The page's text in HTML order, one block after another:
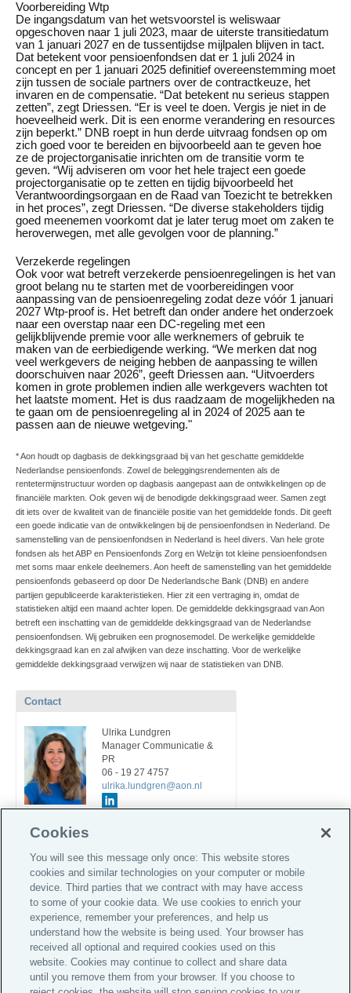
Voorbereiding Wtp
De ingangsdatum van het wetsvoorstel is weliswaar
opgeschoven naar 1 juli 2023, maar de uiterste transitiedatum
van 1 januari 2027 en de tussentijdse mijlpalen blijven in tact.
Dat betekent voor pensioenfondsen dat er 1 juli 2024 in
concept en per 1 januari 2025 definitief overeenstemming moet
zijn tussen de sociale partners over de contractkeuze, het
invaren en de compensatie. “Dat betekent nu serieus stappen
zetten”, zegt Driessen. “Er is veel te doen. Vergis je niet in de
hoeveelheid werk. Dit is een enorme verandering en resources
zijn beperkt.” DNB roept in hun derde uitvraag fondsen op om
zich goed voor te bereiden en bijvoorbeeld aan te geven hoe
ze de projectorganisatie inrichten om de transitie vorm te
geven. “Wij adviseren om voor het hele traject een goede
projectorganisatie op te zetten en tijdig bijvoorbeeld het
Verantwoordingsorgaan en de Raad van Toezicht te betrekken
in het proces”, zegt Driessen. “De diverse stakeholders tijdig
goed meenemen voorkomt dat je later terug moet om zaken te
heroverwegen, met alle gevolgen voor de planning.”
Verzekerde regelingen
Ook voor wat betreft verzekerde pensioenregelingen is het van
groot belang nu te starten met de voorbereidingen voor
aanpassing van de pensioenregeling zodat deze vóór 1 januari
2027 Wtp-proof is. Het betreft dan onder andere het onderzoek
naar een overstap naar een DC-regeling met een
gelijkblijvende premie voor alle werknemers of gebruik te
maken van de eerbiedigende werking. “We merken dat nog
veel werkgevers de neiging hebben de aanpassing te willen
doorschuiven naar 2026”, geeft Driessen aan. “Uitvoerders
komen in grote problemen indien alle werkgevers wachten tot
het laatste moment. Het is dus raadzaam de mogelijkheden na
te gaan om de pensioenregeling al in 2024 of 2025 aan te
passen aan de nieuwe wetgeving."
* Aon houdt op dagbasis de dekkingsgraad bij van het geschatte gemiddelde
Nederlandse pensioenfonds. Zowel de beleggingsrendementen als de
rentetermijnstructuur worden op dagbasis aangepast aan de ontwikkelingen op de
financiële markten. Ook geven wij de benodigde dekkingsgraad weer. Samen zegt
dit iets over de kwaliteit van de financiële positie van het gemiddelde fonds. Dit geeft
een goede indicatie van de ontwikkelingen bij de pensioenfondsen in Nederland. De
samenstelling van de pensioenfondsen in Nederland is heel divers. Van hele grote
fondsen als het ABP en Pensioenfonds Zorg en Welzijn tot kleine pensioenfondsen
met soms maar enkele deelnemers. Aon heeft de samenstelling van het gemiddelde
pensioenfonds gebaseerd op door De Nederlandsche Bank (DNB) en andere
partijen gepubliceerde karakteristieken. Hier zit een vertraging in, omdat de
statistieken altijd een maand achter lopen. De gemiddelde dekkingsgraad van Aon
betreft een inschatting van de gemiddelde dekkingsgraad van de Nederlandse
pensioenfondsen. Wij gebruiken een prognosemodel. De werkelijke gemiddelde
dekkingsgraad kan en zal afwijken van deze inschatting. Voor de werkelijke
gemiddelde dekkingsgraad verwijzen wij naar de statistieken van DNB.
Contact
Ulrika Lundgren
Manager Communicatie &
PR
06 - 19 27 4757
ulrika.lundgren@aon.nl
Pensioenthermometer
Informatie voor investeerders
Privacy Statement
Cookies
You will see this message only once: This website stores
cookies and similar technologies on your computer or mobile
device. Third parties that we contract with may have access
to some of your cookie data. We use cookies to enrich your
experience, remember your preferences, and help us
understand how the website is being used. Your browser has
received all optional and required cookies used on this
website. Cookies may continue to collect and share data
until you remove them from your browser. If you choose to